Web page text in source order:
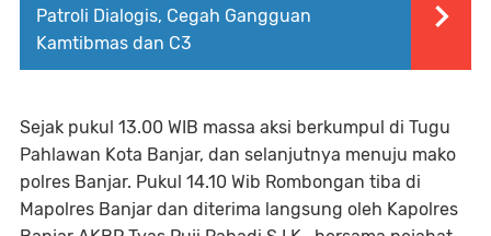
Patroli Dialogis, Cegah Gangguan
Kamtibmas dan C3
Sejak pukul 13.00 WIB massa aksi berkumpul di Tugu
Pahlawan Kota Banjar, dan selanjutnya menuju mako
polres Banjar. Pukul 14.10 Wib Rombongan tiba di
Mapolres Banjar dan diterima langsung oleh Kapolres